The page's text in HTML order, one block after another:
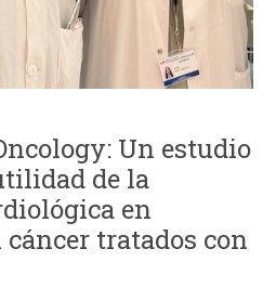
Un estudio
de la
en
tratados con